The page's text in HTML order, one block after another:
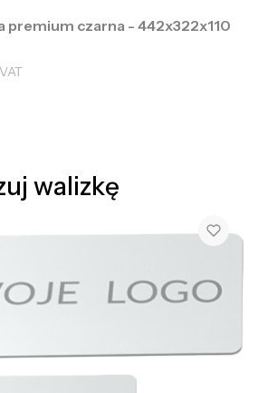
premium czarna - 442x322x110
VAT
walizkę